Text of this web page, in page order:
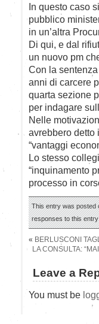
In questo caso
pubblico
in un’altra
Di qui, e dal
un nuovo pm
Con la
anni di carcere
quarta sezione
per indagare
Nelle
avrebbero detto
“vantaggi
Lo stesso
“inquinamento
processo in
This entry was posted
responses to this
« BERLUSCONI
LA CONSULTA:
Leave a
You must be